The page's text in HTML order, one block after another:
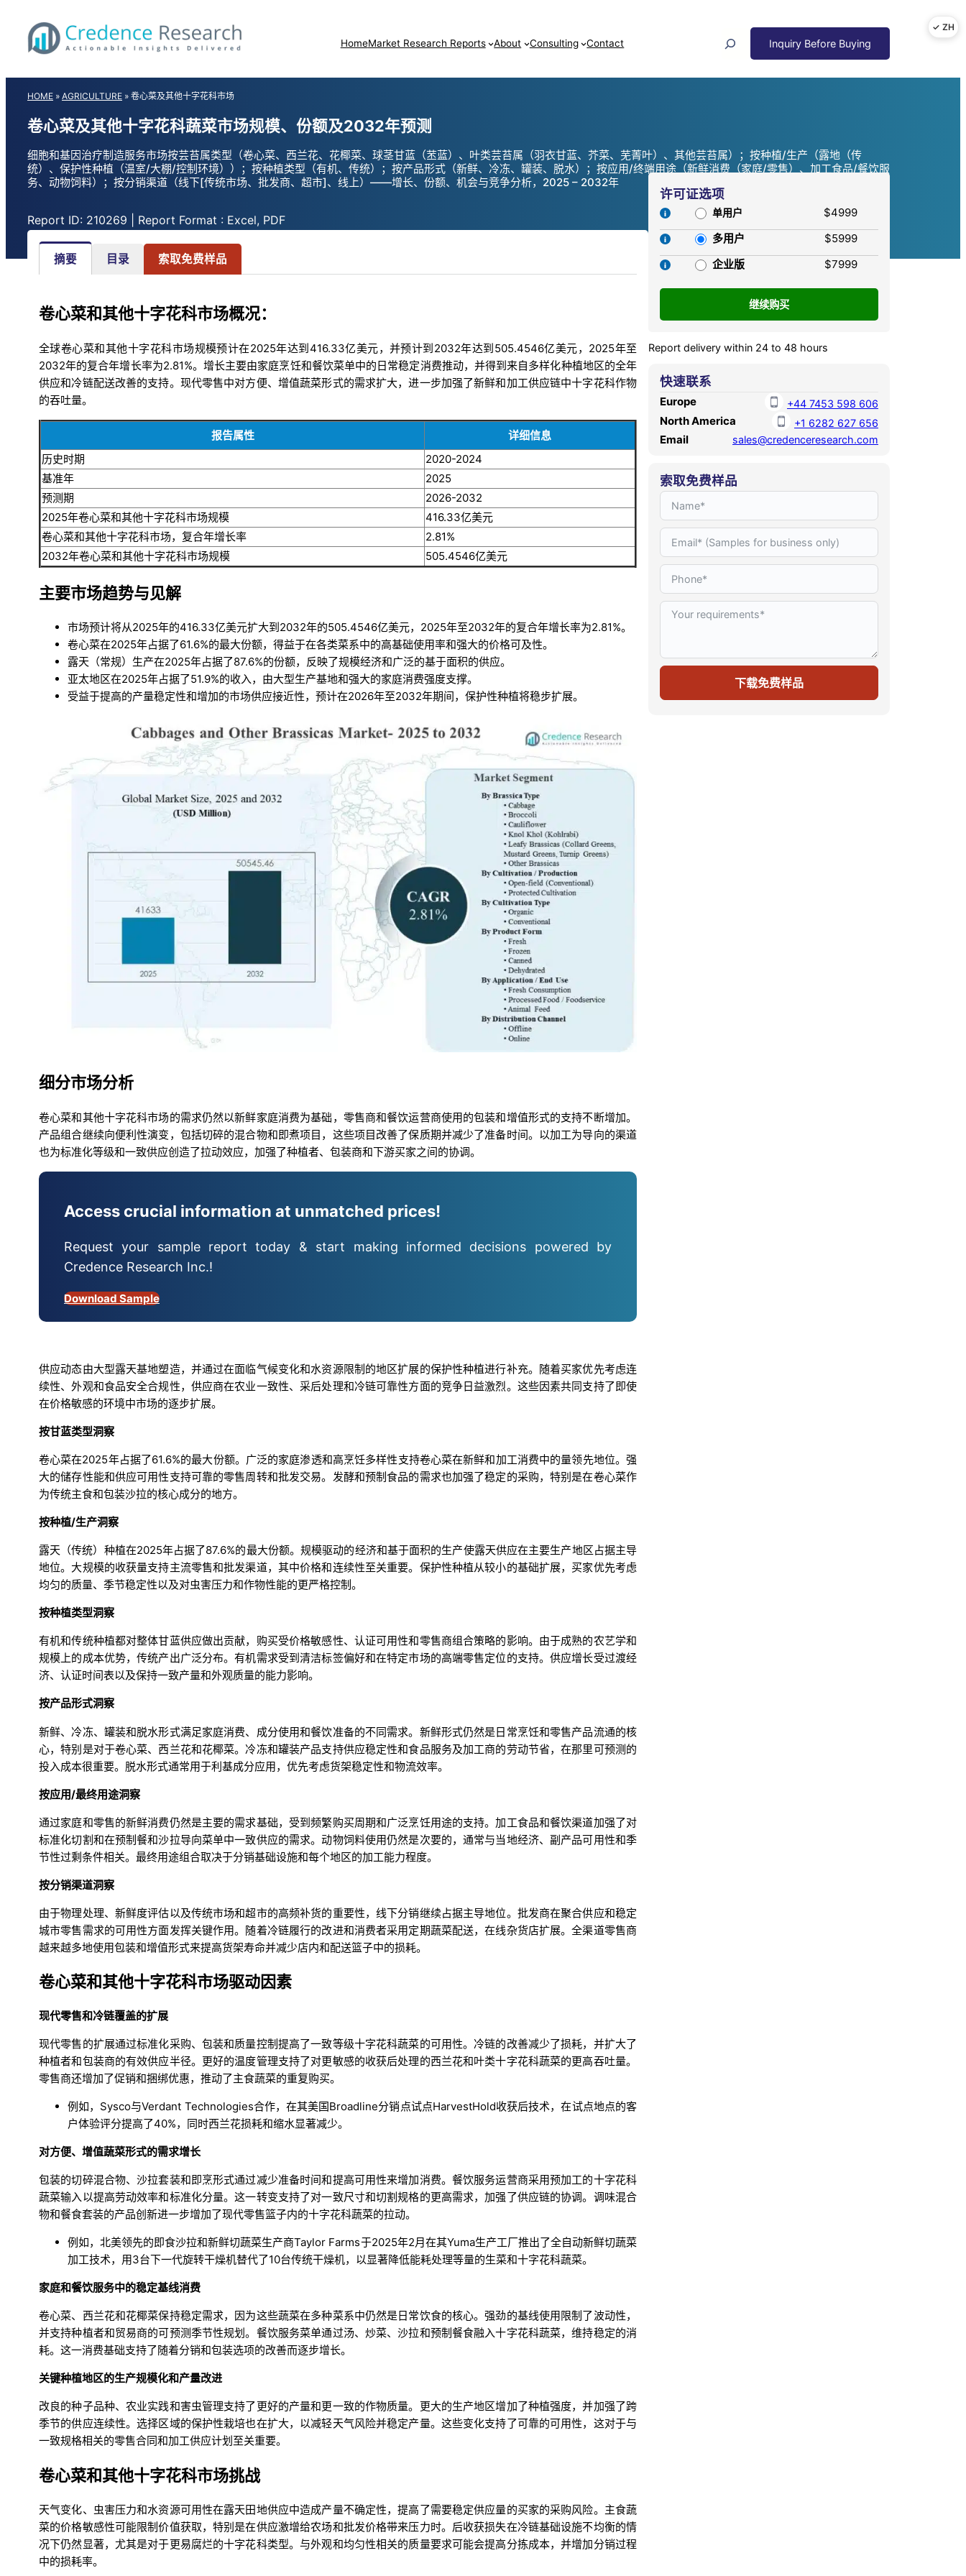
content
HomeMarket Research Reports About Consulting Contact
HOME » AGRICULTURE » 卷心菜及其他十字花科市场
卷心菜及其他十字花科蔬菜市场规模、份额及2032年预测
细胞和基因治疗制造服务市场按芸苔属类型（卷心菜、西兰花、花椰菜、球茎甘蓝（苤蓝）、叶类芸苔属（羽衣甘蓝、芥菜、芜菁叶）、其他芸苔属）；按种植/生产（露地（传
统）、保护性种植（温室/大棚/控制环境））；按种植类型（有机、传统）；按产品形式（新鲜、冷冻、罐装、脱水）；按应用/终端用途（新鲜消费（家庭/零售）、加工食品/餐饮服
务、动物饲料）；按分销渠道（线下[传统市场、批发商、超市]、线上）——增长、份额、机会与竞争分析，2025 – 2032年
Report ID: 210269 | Report Format : Excel, PDF
摘要 目录 索取免费样品
卷心菜和其他十字花科市场概况：
全球卷心菜和其他十字花科市场规模预计在2025年达到416.33亿美元，并预计到2032年达到505.4546亿美元，2025年至
2032年的复合年增长率为2.81%。增长主要由家庭烹饪和餐饮菜单中的日常稳定消费推动，并得到来自多样化种植地区的全年
供应和冷链配送改善的支持。现代零售中对方便、增值蔬菜形式的需求扩大，进一步加强了新鲜和加工供应链中十字花科作物
的吞吐量。
报告属性
详细信息
历史时期
2020-2024
基准年
2025
预测期
2026-2032
2025年卷心菜和其他十字花科市场规模
416.33亿美元
卷心菜和其他十字花科市场，复合年增长率
2.81%
2032年卷心菜和其他十字花科市场规模
505.4546亿美元
主要市场趋势与见解
市场预计将从2025年的416.33亿美元扩大到2032年的505.4546亿美元，2025年至2032年的复合年增长率为2.81%。
卷心菜在2025年占据了61.6%的最大份额，得益于在各类菜系中的高基础使用率和强大的价格可及性。
露天（常规）生产在2025年占据了87.6%的份额，反映了规模经济和广泛的基于面积的供应。
亚太地区在2025年占据了51.9%的收入，由大型生产基地和强大的家庭消费强度支撑。
受益于提高的产量稳定性和增加的市场供应接近性，预计在2026年至2032年期间，保护性种植将稳步扩展。
细分市场分析
卷心菜和其他十字花科市场的需求仍然以新鲜家庭消费为基础，零售商和餐饮运营商使用的包装和增值形式的支持不断增加。
产品组合继续向便利性演变，包括切碎的混合物和即煮项目，这些项目改善了保质期并减少了准备时间。以加工为导向的渠道
也为标准化等级和一致供应创造了拉动效应，加强了种植者、包装商和下游买家之间的协调。
Access crucial information at unmatched prices!
Request your sample report today & start making informed decisions powered by
Credence Research Inc.!
Download Sample
供应动态由大型露天基地塑造，并通过在面临气候变化和水资源限制的地区扩展的保护性种植进行补充。随着买家优先考虑连
续性、外观和食品安全合规性，供应商在农业一致性、采后处理和冷链可靠性方面的竞争日益激烈。这些因素共同支持了即使
在价格敏感的环境中市场的逐步扩展。
按甘蓝类型洞察
卷心菜在2025年占据了61.6%的最大份额。广泛的家庭渗透和高烹饪多样性支持卷心菜在新鲜和加工消费中的量领先地位。强
大的储存性能和供应可用性支持可靠的零售周转和批发交易。发酵和预制食品的需求也加强了稳定的采购，特别是在卷心菜作
为传统主食和包装沙拉的核心成分的地方。
按种植/生产洞察
露天（传统）种植在2025年占据了87.6%的最大份额。规模驱动的经济和基于面积的生产使露天供应在主要生产地区占据主导
地位。大规模的收获量支持主流零售和批发渠道，其中价格和连续性至关重要。保护性种植从较小的基础扩展，买家优先考虑
均匀的质量、季节稳定性以及对虫害压力和作物性能的更严格控制。
按种植类型洞察
有机和传统种植都对整体甘蓝供应做出贡献，购买受价格敏感性、认证可用性和零售商组合策略的影响。由于成熟的农艺学和
规模上的成本优势，传统产出广泛分布。有机需求受到清洁标签偏好和在特定市场的高端零售定位的支持。供应增长受过渡经
济、认证时间表以及保持一致产量和外观质量的能力影响。
按产品形式洞察
新鲜、冷冻、罐装和脱水形式满足家庭消费、成分使用和餐饮准备的不同需求。新鲜形式仍然是日常烹饪和零售产品流通的核
心，特别是对于卷心菜、西兰花和花椰菜。冷冻和罐装产品支持供应稳定性和食品服务及加工商的劳动节省，在那里可预测的
投入成本很重要。脱水形式通常用于利基成分应用，优先考虑货架稳定性和物流效率。
按应用/最终用途洞察
通过家庭和零售的新鲜消费仍然是主要的需求基础，受到频繁购买周期和广泛烹饪用途的支持。加工食品和餐饮渠道加强了对
标准化切割和在预制餐和沙拉导向菜单中一致供应的需求。动物饲料使用仍然是次要的，通常与当地经济、副产品可用性和季
节性过剩条件相关。最终用途组合取决于分销基础设施和每个地区的加工能力程度。
按分销渠道洞察
由于物理处理、新鲜度评估以及传统市场和超市的高频补货的重要性，线下分销继续占据主导地位。批发商在聚合供应和稳定
城市零售需求的可用性方面发挥关键作用。随着冷链履行的改进和消费者采用定期蔬菜配送，在线杂货店扩展。全渠道零售商
越来越多地使用包装和增值形式来提高货架寿命并减少店内和配送篮子中的损耗。
卷心菜和其他十字花科市场驱动因素
现代零售和冷链覆盖的扩展
现代零售的扩展通过标准化采购、包装和质量控制提高了一致等级十字花科蔬菜的可用性。冷链的改善减少了损耗，并扩大了
种植者和包装商的有效供应半径。更好的温度管理支持了对更敏感的收获后处理的西兰花和叶类十字花科蔬菜的更高吞吐量。
零售商还增加了促销和捆绑优惠，推动了主食蔬菜的重复购买。
例如，Sysco与Verdant Technologies合作，在其美国Broadline分销点试点HarvestHold收获后技术，在试点地点的客
户体验评分提高了40%，同时西兰花损耗和缩水显著减少。
对方便、增值蔬菜形式的需求增长
包装的切碎混合物、沙拉套装和即烹形式通过减少准备时间和提高可用性来增加消费。餐饮服务运营商采用预加工的十字花科
蔬菜输入以提高劳动效率和标准化分量。这一转变支持了对一致尺寸和切割规格的更高需求，加强了供应链的协调。调味混合
物和餐食套装的产品创新进一步增加了现代零售篮子内的十字花科蔬菜的拉动。
例如，北美领先的即食沙拉和新鲜切蔬菜生产商Taylor Farms于2025年2月在其Yuma生产工厂推出了全自动新鲜切蔬菜
加工技术，用3台下一代旋转干燥机替代了10台传统干燥机，以显著降低能耗处理等量的生菜和十字花科蔬菜。
家庭和餐饮服务中的稳定基线消费
卷心菜、西兰花和花椰菜保持稳定需求，因为这些蔬菜在多种菜系中仍然是日常饮食的核心。强劲的基线使用限制了波动性，
并支持种植者和贸易商的可预测季节性规划。餐饮服务菜单通过汤、炒菜、沙拉和预制餐食融入十字花科蔬菜，维持稳定的消
耗。这一消费基础支持了随着分销和包装选项的改善而逐步增长。
关键种植地区的生产规模化和产量改进
改良的种子品种、农业实践和害虫管理支持了更好的产量和更一致的作物质量。更大的生产地区增加了种植强度，并加强了跨
季节的供应连续性。选择区域的保护性栽培也在扩大，以减轻天气风险并稳定产量。这些变化支持了可靠的可用性，这对于与
一致规格相关的零售合同和加工供应计划至关重要。
卷心菜和其他十字花科市场挑战
天气变化、虫害压力和水资源可用性在露天田地供应中造成产量不确定性，提高了需要稳定供应量的买家的采购风险。主食蔬
菜的价格敏感性可能限制价值获取，特别是在供应激增给农场和批发价格带来压力时。后收获损失在冷链基础设施不均衡的情
况下仍然显著，尤其是对于更易腐烂的十字花科类型。与外观和均匀性相关的质量要求可能会提高分拣成本，并增加分销过程
中的损耗率。
许可证选项
单用户
$4999
多用户
$5999
企业版
$7999
Report delivery within 24 to 48 hours
快速联系
Europe +44 7453 598 606
North America +1 6282 627 656
Email sales@credenceresearch.com
索取免费样品
下载免费样品